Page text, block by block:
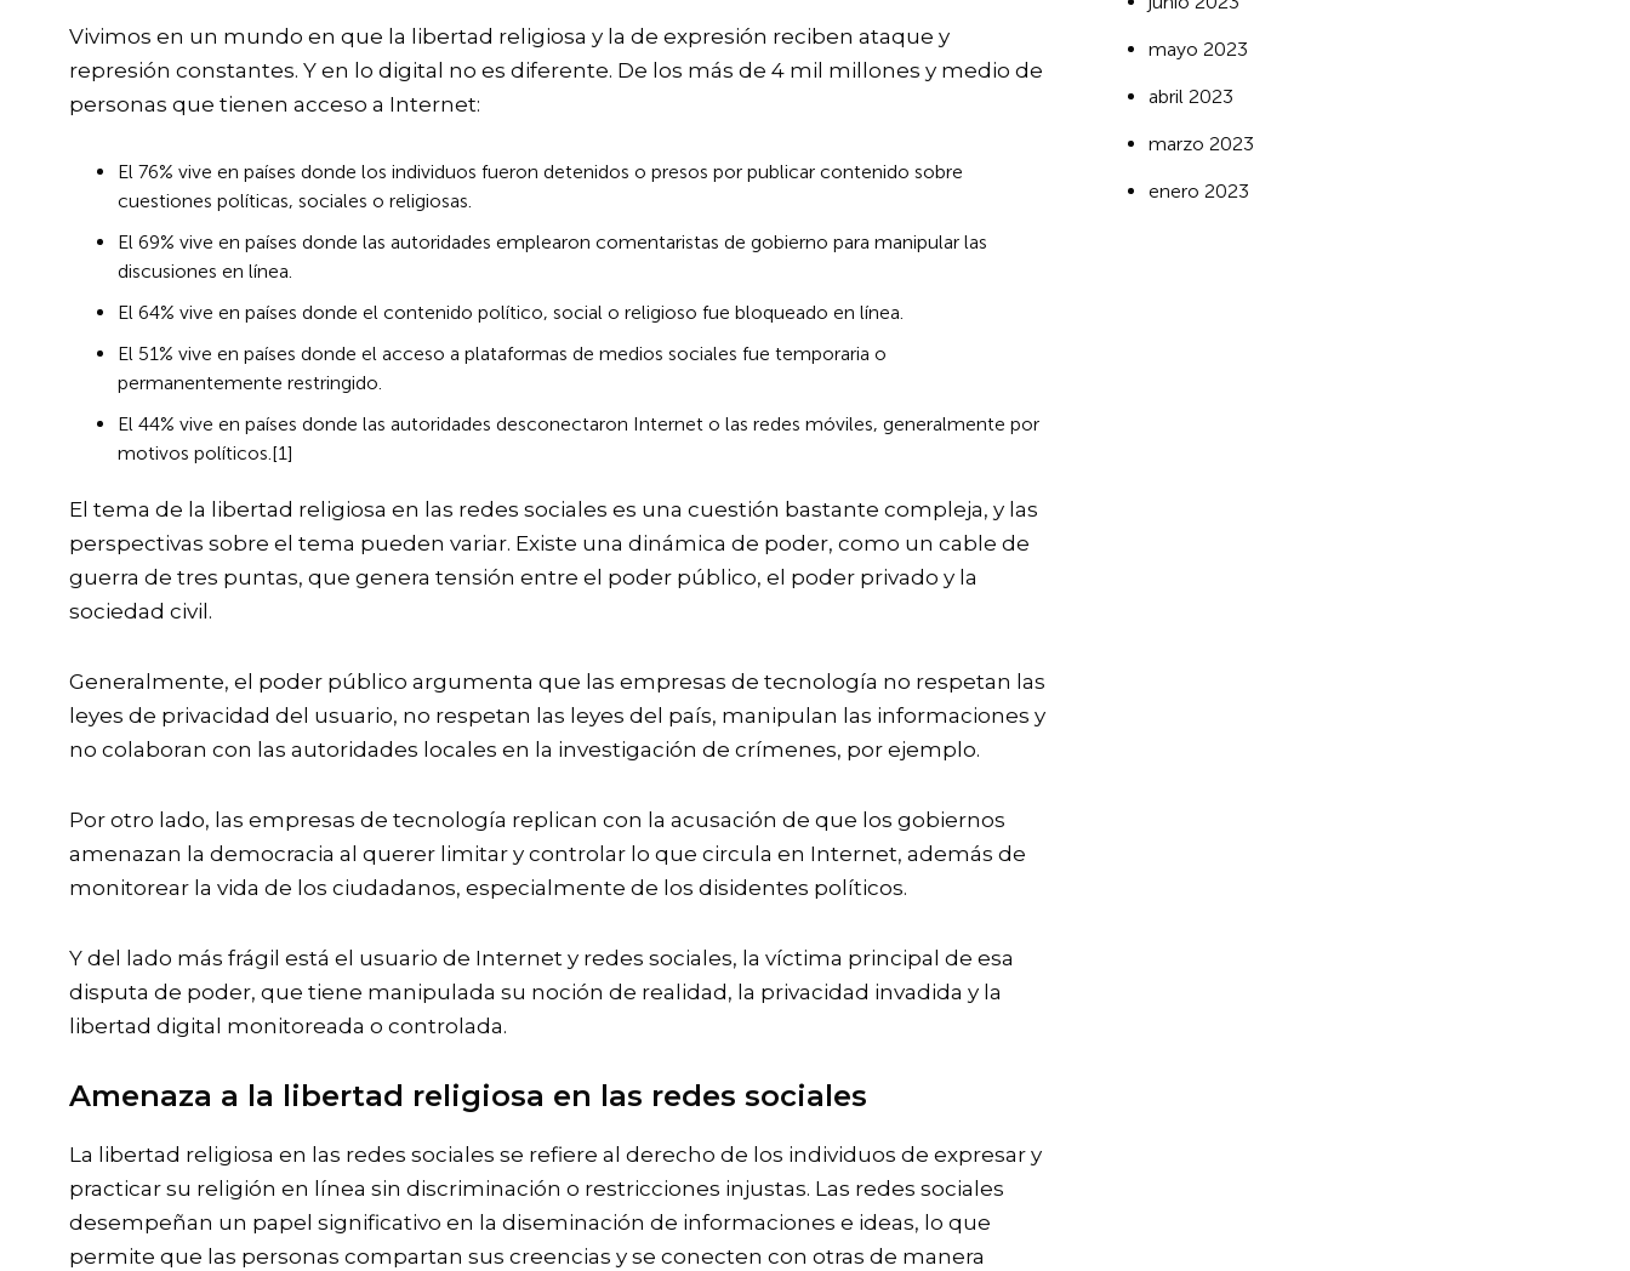
Vivimos en un mundo en que la libertad religiosa y la de expresión reciben ataque y
represión constantes. Y en lo digital no es diferente. De los más de 4 mil millones y medio de
personas que tienen acceso a Internet:
El 76% vive en países donde los individuos fueron detenidos o presos por publicar contenido sobre
cuestiones políticas, sociales o religiosas.
El 69% vive en países donde las autoridades emplearon comentaristas de gobierno para manipular las
discusiones en línea.
El 64% vive en países donde el contenido político, social o religioso fue bloqueado en línea.
El 51% vive en países donde el acceso a plataformas de medios sociales fue temporaria o
permanentemente restringido.
El 44% vive en países donde las autoridades desconectaron Internet o las redes móviles, generalmente por
motivos políticos.[1]
El tema de la libertad religiosa en las redes sociales es una cuestión bastante compleja, y las
perspectivas sobre el tema pueden variar. Existe una dinámica de poder, como un cable de
guerra de tres puntas, que genera tensión entre el poder público, el poder privado y la
sociedad civil.
Generalmente, el poder público argumenta que las empresas de tecnología no respetan las
leyes de privacidad del usuario, no respetan las leyes del país, manipulan las informaciones y
no colaboran con las autoridades locales en la investigación de crímenes, por ejemplo.
Por otro lado, las empresas de tecnología replican con la acusación de que los gobiernos
amenazan la democracia al querer limitar y controlar lo que circula en Internet, además de
monitorear la vida de los ciudadanos, especialmente de los disidentes políticos.
Y del lado más frágil está el usuario de Internet y redes sociales, la víctima principal de esa
disputa de poder, que tiene manipulada su noción de realidad, la privacidad invadida y la
libertad digital monitoreada o controlada.
Amenaza a la libertad religiosa en las redes sociales
La libertad religiosa en las redes sociales se refiere al derecho de los individuos de expresar y
practicar su religión en línea sin discriminación o restricciones injustas. Las redes sociales
desempeñan un papel significativo en la diseminación de informaciones e ideas, lo que
permite que las personas compartan sus creencias y se conecten con otras de manera
mayo 2023
abril 2023
marzo 2023
enero 2023